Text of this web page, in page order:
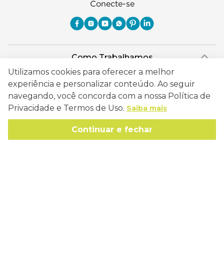
Conecte-se
Como Trabalhamos
Política de Entrega
Política de Privacidade
Trocas e Devoluções
Retire em Loja
Sobre a Eucatex
História
Canal de Ética
Sustentabilidade
Missão, Visão e Valores
Atendimento
Utilizamos cookies para oferecer a melhor
experiência e personalizar conteúdo. Ao seguir
navegando, você concorda com a nossa Política de
Privacidade e Termos de Uso. Saiba mais
Continuar e fechar